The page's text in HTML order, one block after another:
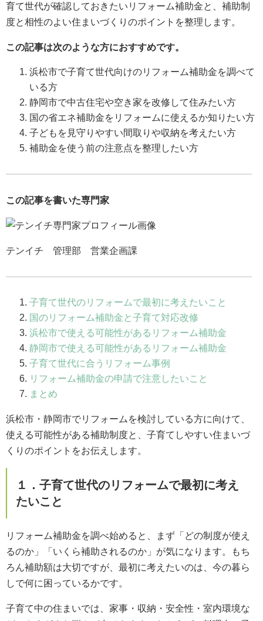
育て世代が確認しておきたいリフォーム補助金と、補助制
度と相性のよい住まいづくりのポイントを整理します。
この記事は次のような方におすすめです。
浜松市で子育て世代向けのリフォーム補助金を調べて
いる方
静岡市で中古住宅や空き家を改修して住みたい方
国の省エネ補助金をリフォームに使えるか知りたい方
子どもを見守りやすい間取りや収納を考えたい方
補助金を使う前の注意点を整理したい方
この記事を書いた専門家
テンイチ 管理部 営業企画課
子育て世代のリフォームで最初に考えたいこと
国のリフォーム補助金と子育て対応改修
浜松市で使える可能性があるリフォーム補助金
静岡市で使える可能性があるリフォーム補助金
子育て世代に合うリフォーム事例
リフォーム補助金の申請で注意したいこと
まとめ
浜松市・静岡市でリフォームを検討している方に向けて、
使える可能性がある補助制度と、子育てしやすい住まいづ
くりのポイントをお伝えします。
１．子育て世代のリフォームで最初に考え
たいこと
リフォーム補助金を調べ始めると、まず「どの制度が使え
るのか」「いくら補助されるのか」が気になります。もち
ろん補助額は大切ですが、最初に考えたいのは、今の暮ら
しで何に困っているかです。
子育て中の住まいでは、家事・収納・安全性・室内環境な